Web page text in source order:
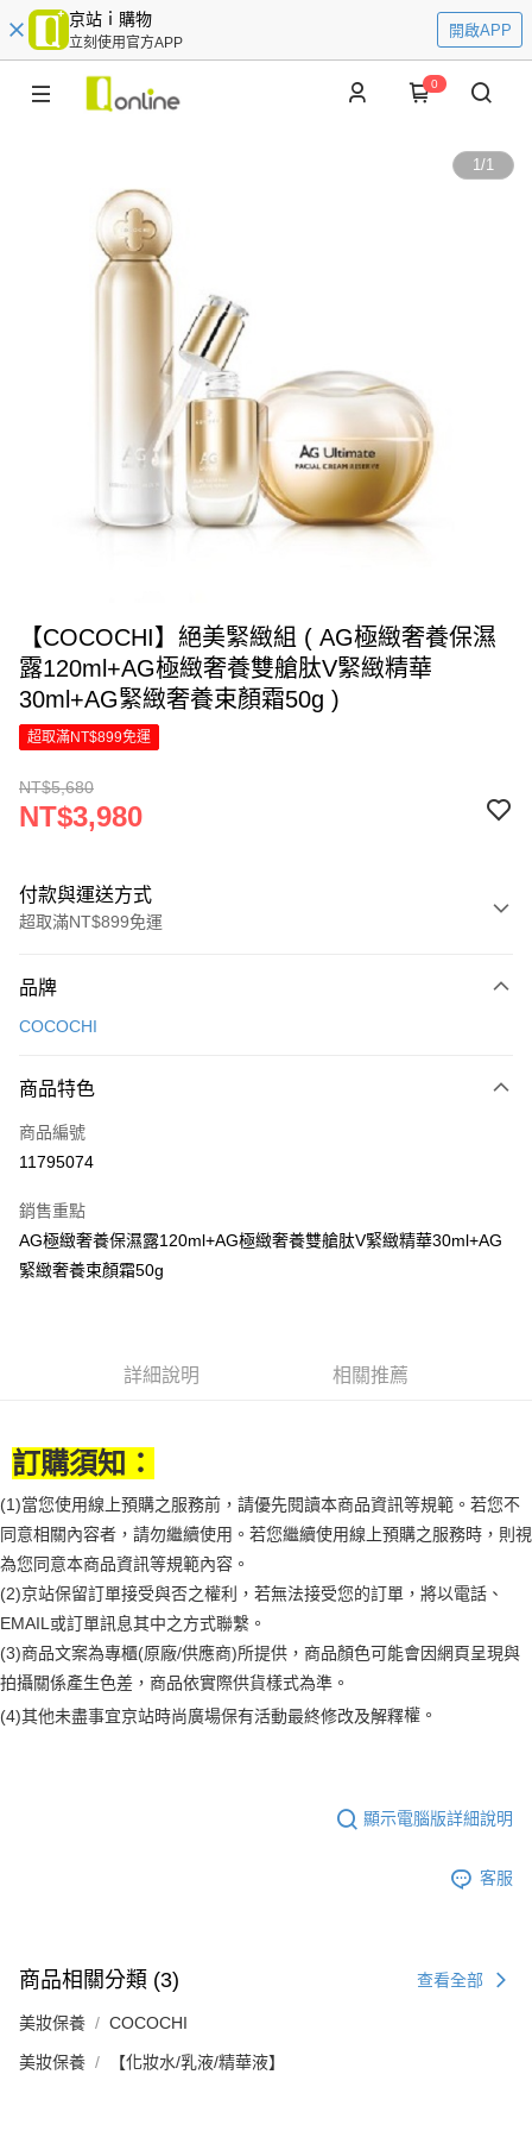
京站ｉ購物
立刻使用官方APP
開啟APP
0
1/1
【COCOCHI】絕美緊緻組 ( AG極緻奢養保濕
露120ml+AG極緻奢養雙艙肽V緊緻精華
30ml+AG緊緻奢養束顏霜50g )
超取滿NT$899免運
NT$5,680
NT$3,980
付款與運送方式
超取滿NT$899免運
信用卡一次付款
Apple Pay
街口支付
Google Pay
全盈+PAY
【大哥付你分期使用說明】
1.本服務由台灣大哥大提供，台灣大哥大用戶可立即使用無須另外申請。
成交易。
3.實際核准額度、可分期數及費用金額請依後續交易確認頁面所載為準。
4.訂單成立30分鐘內，如未前往確認交易或遇審核未通過，訂單將自動取
消。如遇「轉專審核」未通過狀況，表示未達大哥付你分期系統評分，恕無
法說明評估內容。
【繳款方式說明】
醒簡訊。
2.透過簡訊連結打開帳單後，可選擇「超商條碼／台灣大直營門市／銀行轉
帳／街口支付／iPASS MONEY」等通路繳費。
【注意事項】
1.本服務係由「台灣大哥大股份有限公司」（以下簡稱本公司）所提供，讓
用戶於交易時，得透過本服務購買商品或服務，並由商店將買賣／分期付款
由本公司與您本人進行分期帳單所需資料之確認、核對及更正。
AFTEE先享後付
AFTEE先享後付是「在收到商品之後才付款」的支付方式。 讓您購物簡單
便利好安心！
１．簡單：不需註冊會員、不需綁卡、不需儲值。
２．便利：只要手機號碼，簡訊認證，即可結帳。
３．安心：先確認商品／服務後，再付款。
【「AFTEE先享後付」結帳流程】
結帳頁面，進行簡訊認證並確認金額後，即可完成結帳。
２．訂單成立數日內，您將收到繳費通知簡訊。
３．收到繳費通知簡訊後14天內，點擊此簡訊中的連結，可透過四大超商／
ATM／網路銀行／等多元方式進行付款，方視為交易完成。
※ 請注意：結帳手續完成當下不需立刻繳費，但若您需要取消訂單，請聯絡
https://netprotections.freshdesk.com/support/home
１．透過由恩沛科技股份有限公司提供之「AFTEE先享後付」服務完成之交
https://aftee.tw/terms/#terms3
３．未成年的使用者請事先徵得法定代理人或監護人之同意方可使用
「AFTEE先享後付」，若未經同意申辦者引起之損失，本公司不負相關責
４．使用「AFTEE先享後付」時，將依據個別帳號之用戶狀況，依本公司即
ATM付款
運送方式
付款後全家取貨
每筆NT$70，滿NT$899(含以上)免運費
付款後7-11取貨
每筆NT$70，滿NT$899(含以上)免運費
宅配
品牌
COCOCHI
商品特色
商品編號
11795074
銷售重點
AG極緻奢養保濕露120ml+AG極緻奢養雙艙肽V緊緻精華30ml+AG
緊緻奢養束顏霜50g
詳細說明 相關推薦
訂購須知：
(1)當您使用線上預購之服務前，請優先閱讀本商品資訊等規範。若您不
同意相關內容者，請勿繼續使用。若您繼續使用線上預購之服務時，則視
為您同意本商品資訊等規範內容。
(2)京站保留訂單接受與否之權利，若無法接受您的訂單，將以電話、
EMAIL或訂單訊息其中之方式聯繫。
(3)商品文案為專櫃(原廠/供應商)所提供，商品顏色可能會因網頁呈現與
拍攝關係產生色差，商品依實際供貨樣式為準。
(4)其他未盡事宜京站時尚廣場保有活動最終修改及解釋權。
顯示電腦版詳細說明
客服
商品相關分類 (3) 查看全部
美妝保養 COCOCHI
美妝保養 【化妝水/乳液/精華液】